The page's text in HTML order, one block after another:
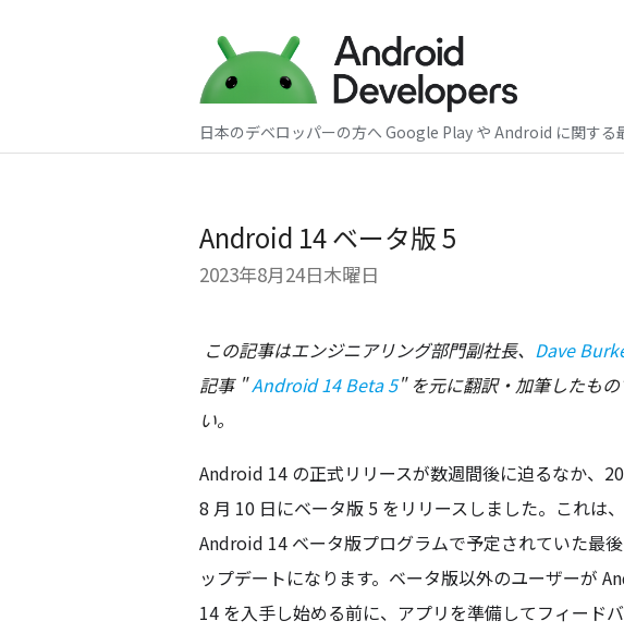
日本のデベロッパーの方へ Google Play や Android に関する
Android 14 ベータ版 5
2023年8月24日木曜日
この記事はエンジニアリング部門副社長、 Dave
記事 "Android 14 Beta 5" を元に翻訳・加筆したも
い。
Android 14 の正式リリースが数週間後に迫るなか、
8 月 10 日にベータ版 5 をリリースしました。これは、
Android 14 ベータ版プログラムで予定されていた最
ップデートになります。ベータ版以外のユーザーが
14 を入手し始める前に、アプリを準備してフィード